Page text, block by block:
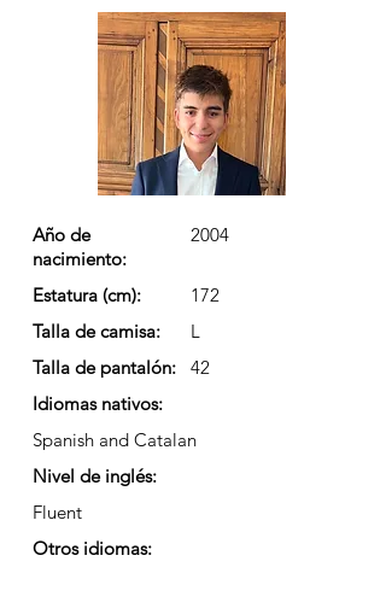
Año de
nacimiento:
2004
Estatura (cm):
172
Talla de camisa:
L
Talla de pantalón:
42
Idiomas nativos:
Spanish and Catalan
Nivel de inglés:
Fluent
Otros idiomas: